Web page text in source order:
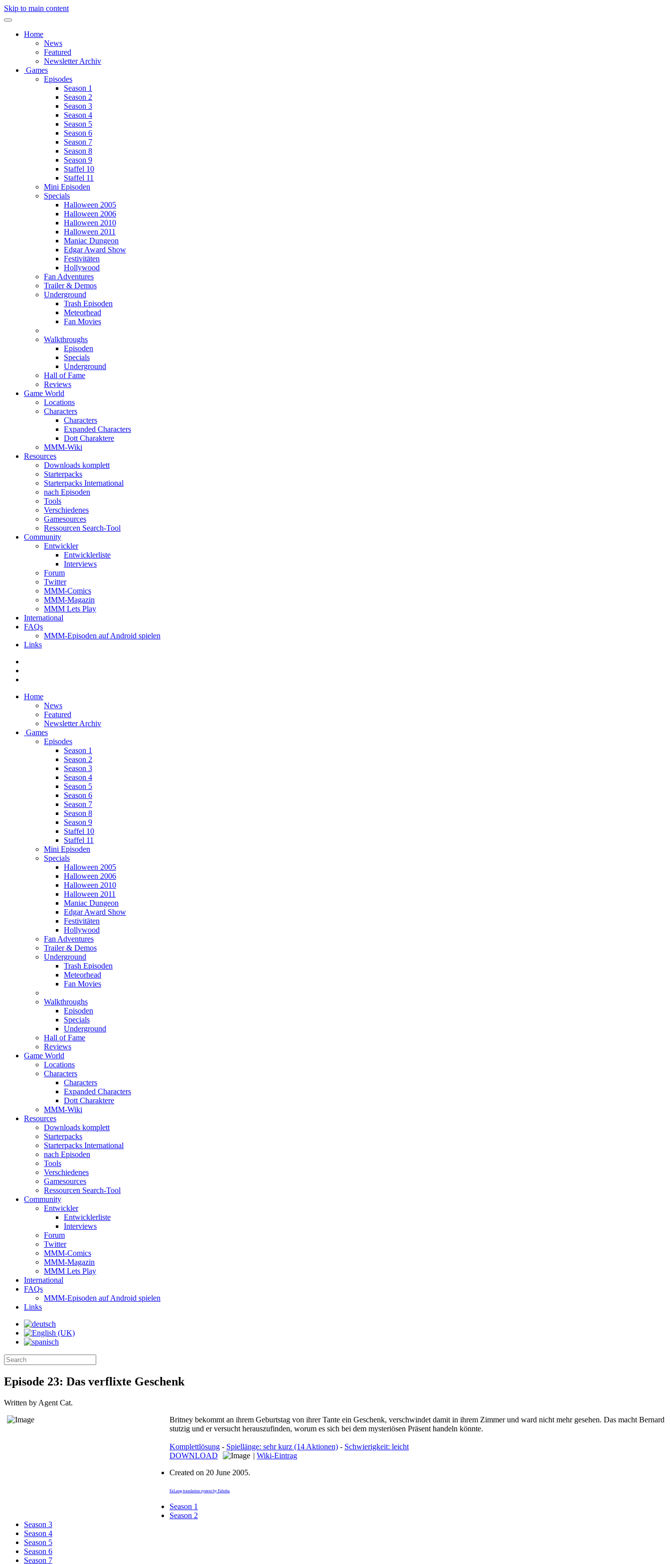
Skip to main content
Home
News
Featured
Newsletter Archiv
Games
Episodes
Season 1
Season 2
Season 3
Season 4
Season 5
Season 6
Season 7
Season 8
Season 9
Staffel 10
Staffel 11
Mini Episoden
Specials
Halloween 2005
Halloween 2006
Halloween 2010
Halloween 2011
Maniac Dungeon
Edgar Award Show
Festivitäten
Hollywood
Fan Adventures
Trailer & Demos
Underground
Trash Episoden
Meteorhead
Fan Movies
Walkthroughs
Episoden
Specials
Underground
Hall of Fame
Reviews
Game World
Locations
Characters
Characters
Expanded Characters
Dott Charaktere
MMM-Wiki
Resources
Downloads komplett
Starterpacks
Starterpacks International
nach Episoden
Tools
Verschiedenes
Gamesources
Ressourcen Search-Tool
Community
Entwickler
Entwicklerliste
Interviews
Forum
Twitter
MMM-Comics
MMM-Magazin
MMM Lets Play
International
FAQs
MMM-Episoden auf Android spielen
Links
Home
News
Featured
Newsletter Archiv
Games
Episodes
Season 1
Season 2
Season 3
Season 4
Season 5
Season 6
Season 7
Season 8
Season 9
Staffel 10
Staffel 11
Mini Episoden
Specials
Halloween 2005
Halloween 2006
Halloween 2010
Halloween 2011
Maniac Dungeon
Edgar Award Show
Festivitäten
Hollywood
Fan Adventures
Trailer & Demos
Underground
Trash Episoden
Meteorhead
Fan Movies
Walkthroughs
Episoden
Specials
Underground
Hall of Fame
Reviews
Game World
Locations
Characters
Characters
Expanded Characters
Dott Charaktere
MMM-Wiki
Resources
Downloads komplett
Starterpacks
Starterpacks International
nach Episoden
Tools
Verschiedenes
Gamesources
Ressourcen Search-Tool
Community
Entwickler
Entwicklerliste
Interviews
Forum
Twitter
MMM-Comics
MMM-Magazin
MMM Lets Play
International
FAQs
MMM-Episoden auf Android spielen
Links
Episode 23: Das verflixte Geschenk
Written by Agent Cat.
Britney bekommt an ihrem Geburtstag von ihrer Tante ein Geschenk, verschwindet damit in ihrem Zimmer und ward nicht mehr gesehen. Das macht Bernard
stutzig und er versucht herauszufinden, worum es sich bei dem mysteriösen Präsent handeln könnte.
Komplettlösung - Spiellänge: sehr kurz (14 Aktionen) - Schwierigkeit: leicht
DOWNLOAD
| Wiki-Eintrag
Created on 20 June 2005.
FaLang translation system by Faboba
Season 1
Season 2
Season 3
Season 4
Season 5
Season 6
Season 7